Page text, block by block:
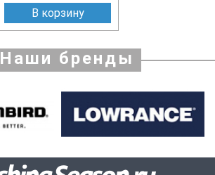
В корзину
Наши бренды